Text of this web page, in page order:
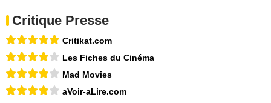
Critique Presse
Critikat.com
Les Fiches du Cinéma
Mad Movies
aVoir-aLire.com